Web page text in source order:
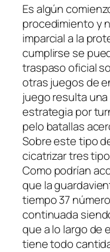
Es algún
procedimiento y
imparcial a la
cumplirse se
traspaso oficial
otras juegos de
juego resulta
estrategia por
pelo batallas
Sobre este tipo
cicatrizar tres
Como podrí­an
que la
tiempo 37
continuada
que a lo largo de
tiene todo